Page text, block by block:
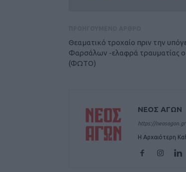
Θεαματικό τροχαίο πριν την
Φαρσάλων -ελαφρά τραυματίας
(ΦΩΤΟ)
ΝΕΟΣ ΑΓΩΝ
https://neosagon.gr
Η Αρχαιότερη